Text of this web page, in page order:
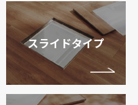
スライドタイプ